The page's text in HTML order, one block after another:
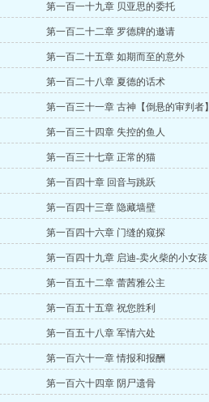
第一百一十九章 贝亚思的委托
第一百二十二章 罗德牌的邀请
第一百二十五章 如期而至的意外
第一百二十八章 夏德的话术
第一百三十一章 古神【倒悬的审判者】
第一百三十四章 失控的鱼人
第一百三十七章 正常的猫
第一百四十章 回音与跳跃
第一百四十三章 隐藏墙壁
第一百四十六章 门缝的窥探
第一百四十九章 启迪-卖火柴的小女孩
第一百五十二章 蕾茜雅公主
第一百五十五章 祝您胜利
第一百五十八章 军情六处
第一百六十一章 情报和报酬
第一百六十四章 阴尸遗骨